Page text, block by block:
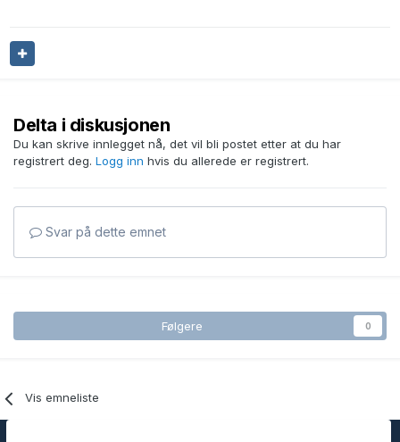
Delta i diskusjonen
Du kan skrive innlegget nå, det vil bli postet etter at du har
registrert deg. Logg inn hvis du allerede er registrert.
Svar på dette emnet
Følgere 0
Vis emneliste